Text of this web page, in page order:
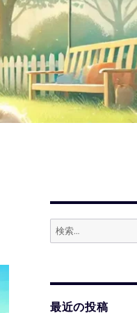
検
索:
最近の投稿